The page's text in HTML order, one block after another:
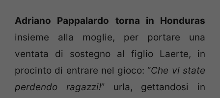
Adriano Pappalardo torna in Honduras
insieme alla moglie, per portare una
ventata di sostegno al figlio Laerte, in
procinto di entrare nel gioco: “Che vi state
perdendo ragazzi!” urla, gettandosi in